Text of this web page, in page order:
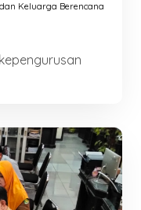
Keluarga Berencana